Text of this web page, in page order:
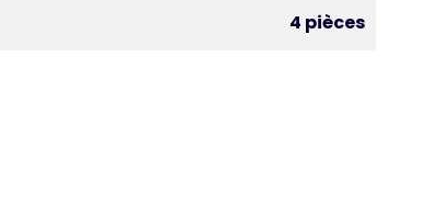
4 pièces